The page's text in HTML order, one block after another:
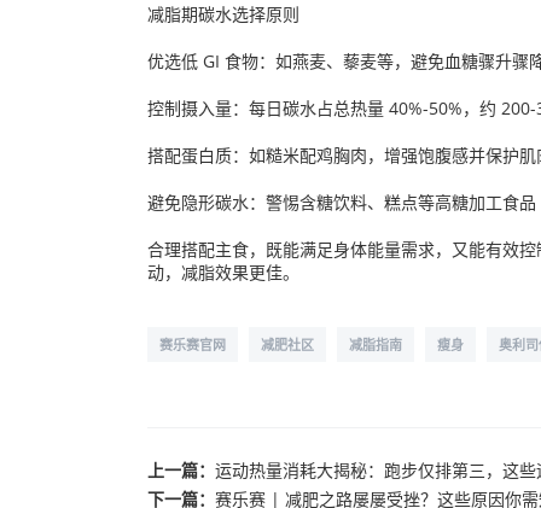
减脂期碳水选择原则
优选低 GI 食物：如燕麦、藜麦等，避免血糖骤升骤
控制摄入量：每日碳水占总热量 40%-50%，约
搭配蛋白质：如糙米配鸡胸肉，增强饱腹感并保护肌
避免隐形碳水：警惕含糖饮料、糕点等高糖加工食品
合理搭配主食，既能满足身体能量需求，又能有效
动，减脂效果更佳。
赛乐赛官网 减肥社区 减脂指南 瘦身 奥利
上一篇： 运动热量消耗大揭秘：跑步仅排第三，这
下一篇： 赛乐赛 | 减肥之路屡屡受挫？这些原因你